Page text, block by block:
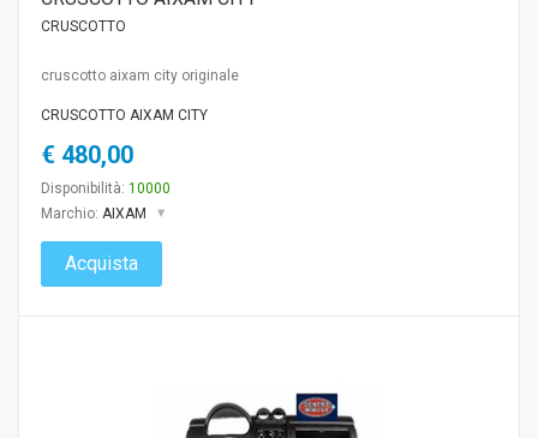
CRUSCOTTO
cruscotto aixam city originale
CRUSCOTTO AIXAM CITY
€ 480,00
Disponibilità: 10000
Marchio: AIXAM
Acquista